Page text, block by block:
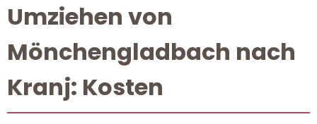
Umziehen von
Mönchengladbach nach
Kranj: Kosten